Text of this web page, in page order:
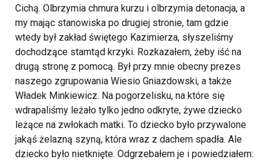
Cichą. Olbrzymia chmura kurzu i olbrzymia detonacja, a
my mając stanowiska po drugiej stronie, tam gdzie
wtedy był zakład świętego Kazimierza, słyszeliśmy
dochodzące stamtąd krzyki. Rozkazałem, żeby iść na
drugą stronę z pomocą. Był przy mnie obecny prezes
naszego zgrupowania Wiesio Gniazdowski, a także
Władek Minkiewicz. Na pogorzelisku, na które się
wdrapaliśmy leżało tylko jedno odkryte, żywe dziecko
leżące na zwłokach matki. To dziecko było przywalone
jakąś żelazną szyną, która wraz z dachem spadła. Ale
dziecko było nietknięte. Odgrzebałem je i powiedziałem: